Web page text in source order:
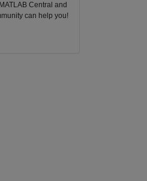
Central and
can help you!